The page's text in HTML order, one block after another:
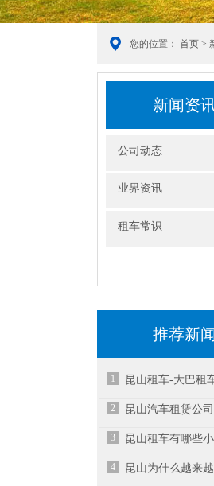
您的位置： 首页 >
新闻资
公司动态
业界资讯
租车常识
推荐新闻
1
2
3 昆山租车有哪些
4